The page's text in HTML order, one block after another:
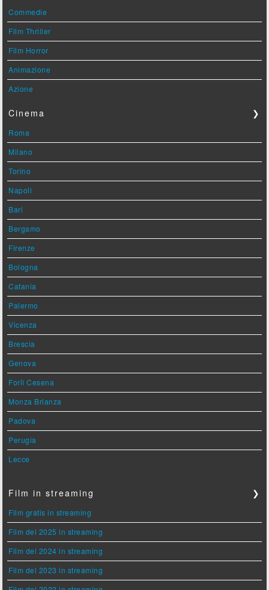
Commedie
Film Thriller
Film Horror
Animazione
Azione
Cinema ❯
Roma
Milano
Torino
Napoli
Bari
Bergamo
Firenze
Bologna
Catania
Palermo
Vicenza
Brescia
Genova
Forlì Cesena
Monza Brianza
Padova
Perugia
Lecce
Film in streaming ❯
Film gratis in streaming
Film del 2025 in streaming
Film del 2024 in streaming
Film del 2023 in streaming